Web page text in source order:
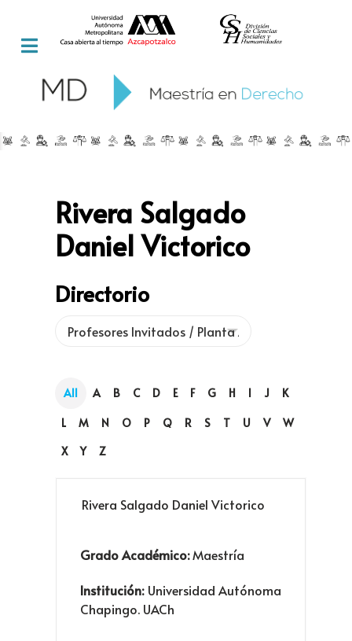
Rivera Salgado
Daniel Victorico
Directorio
All A B C D E F G H I J
K
L
M N O P Q R S T U V
W
X
Y Z
Rivera Salgado Daniel Victorico
Grado Académico:Maestría
Institución:Universidad Autónoma
Chapingo. UACh